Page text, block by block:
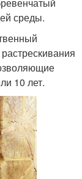
среды.
10 лет.